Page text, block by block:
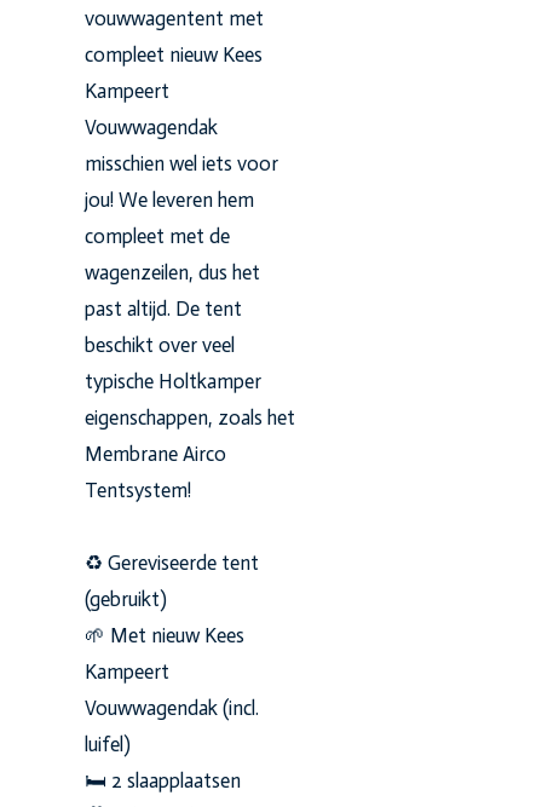
vouwwagentent met
compleet nieuw Kees
Kampeert
Vouwwagendak
misschien wel iets voor
jou! We leveren hem
compleet met de
wagenzeilen, dus het
past altijd. De tent
beschikt over veel
typische Holtkamper
eigenschappen, zoals het
Membrane Airco
Tentsystem!
♻️ Gereviseerde tent
(gebruikt)
🌱 Met nieuw Kees
Kampeert
Vouwwagendak (incl.
luifel)
🛏 2 slaapplaatsen